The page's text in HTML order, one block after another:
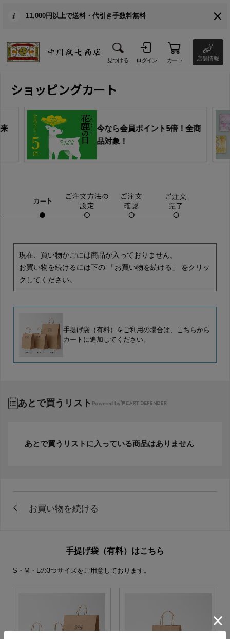
11,000円以上で送料・代引き手数料無料
見つける ログイン カート 店舗情報
ショッピングカート
今なら会員ポイント5倍！全商
品対象！
現在、買い物かごには商品が入っておりません。
お買い物を続けるには下の 「お買い物を続ける」 をクリッ
クしてください。
手提げ袋（有料）をご利用の場合は、 こちらから
カートに追加してください。
あとで買うリスト Powered by
あとで買うリストに入っている商品はありません
手提げ袋（有料）はこちら
S・M・Lの3つサイズをご用意しております。